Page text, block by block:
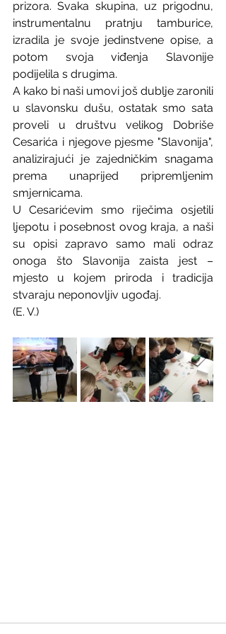
prizora. Svaka skupina, uz prigodnu,
instrumentalnu pratnju tamburice,
izradila je svoje jedinstvene opise, a
potom svoja viđenja Slavonije
podijelila s drugima.
A kako bi naši umovi još dublje zaronili
u slavonsku dušu, ostatak smo sata
proveli u društvu velikog Dobriše
Cesarića i njegove pjesme "Slavonija",
analizirajući je zajedničkim snagama
prema unaprijed pripremljenim
smjernicama.
U Cesarićevim smo riječima osjetili
ljepotu i posebnost ovog kraja, a naši
su opisi zapravo samo mali odraz
onoga što Slavonija zaista jest –
mjesto u kojem priroda i tradicija
stvaraju neponovljiv ugođaj.
(E. V.)